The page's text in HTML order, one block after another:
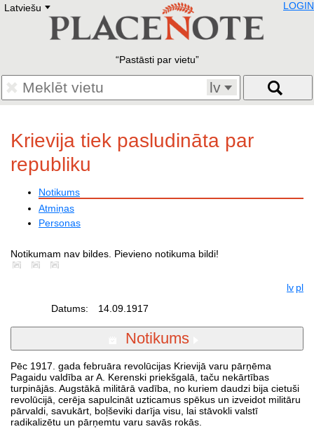
Latviešu E
Deutsch
Francais
Polski
Eestikeelne
LOGIN
Pastāsti par vietu
lv
Krievija tiek pasludināta par
republiku
Notikums
Atmiņas
Personas
Notikumam nav bildes. Pievieno notikuma bildi!
lv pl
Datums:
14.09.1917
Notikums
Pēc 1917. gada februāra revolūcijas Krievijā varu pārņēma
Pagaidu valdība ar A. Kerenski priekšgalā, taču nekārtības
turpinājās. Augstākā militārā vadība, no kuriem daudzi bija cietuši
revolūcijā, cerēja sapulcināt uzticamus spēkus un izveidot militāru
pārvaldi, savukārt, boļševiki darīja visu, lai stāvokli valstī
radikalizētu un pārņemtu varu savās rokās.